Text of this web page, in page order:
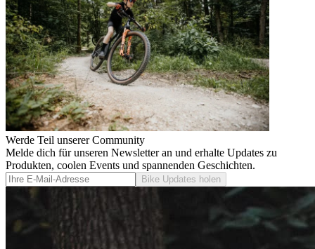
Werde Teil unserer Community
Melde dich für unseren Newsletter an und erhalte Updates zu
Produkten, coolen Events und spannenden Geschichten.
Bike Updates holen